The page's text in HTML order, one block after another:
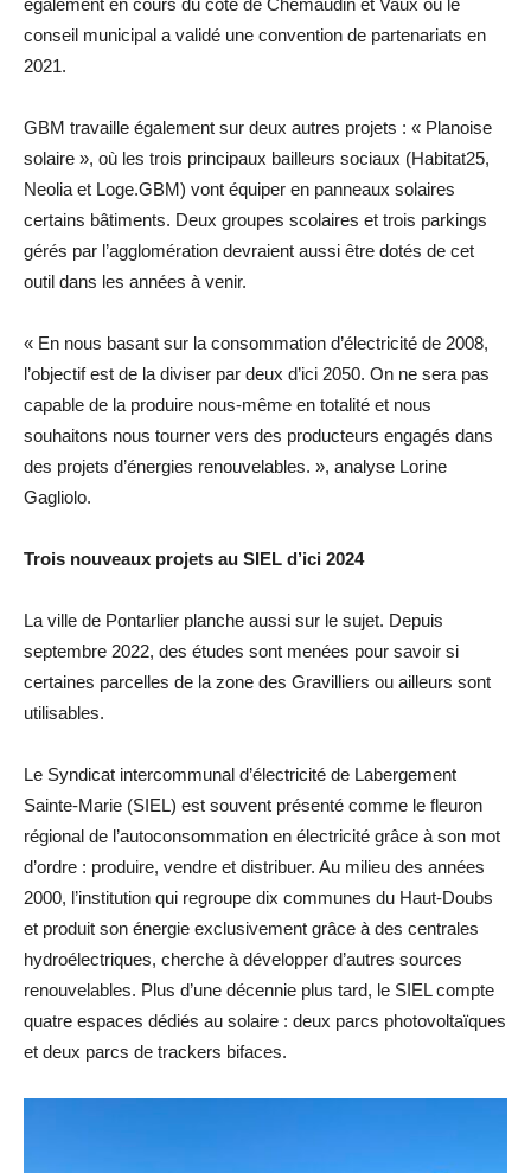
conseil municipal a validé une convention de partenariats en
2021.
GBM travaille également sur deux autres projets : « Planoise
solaire », où les trois principaux bailleurs sociaux (Habitat25,
Neolia et Loge.GBM) vont équiper en panneaux solaires
certains bâtiments. Deux groupes scolaires et trois parkings
gérés par l’agglomération devraient aussi être dotés de cet
outil dans les années à venir.
« En nous basant sur la consommation d’électricité de 2008,
l’objectif est de la diviser par deux d’ici 2050. On ne sera pas
capable de la produire nous-même en totalité et nous
souhaitons nous tourner vers des producteurs engagés dans
des projets d’énergies renouvelables. », analyse Lorine
Gagliolo.
Trois nouveaux projets au SIEL d’ici 2024
La ville de Pontarlier planche aussi sur le sujet. Depuis
septembre 2022, des études sont menées pour savoir si
certaines parcelles de la zone des Gravilliers ou ailleurs sont
utilisables.
Le Syndicat intercommunal d’électricité de Labergement
Sainte-Marie (SIEL) est souvent présenté comme le fleuron
régional de l’autoconsommation en électricité grâce à son mot
d’ordre : produire, vendre et distribuer. Au milieu des années
2000, l’institution qui regroupe dix communes du Haut-Doubs
et produit son énergie exclusivement grâce à des centrales
hydroélectriques, cherche à développer d’autres sources
renouvelables. Plus d’une décennie plus tard, le SIEL compte
quatre espaces dédiés au solaire : deux parcs photovoltaïques
et deux parcs de trackers bifaces.